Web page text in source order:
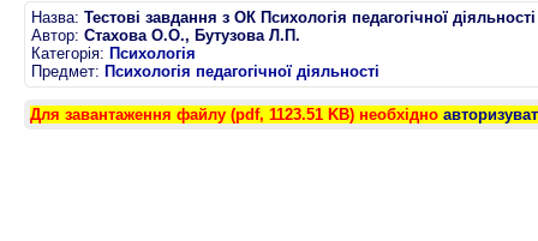
Назва: Тестові завдання з ОК Психологія педагогічної діяльності
Автор: Стахова О.О., Бутузова Л.П.
Категорія: Психологія
Предмет: Психологія педагогічної діяльності
Для завантаження файлу (pdf, 1123.51 KB) необхідно